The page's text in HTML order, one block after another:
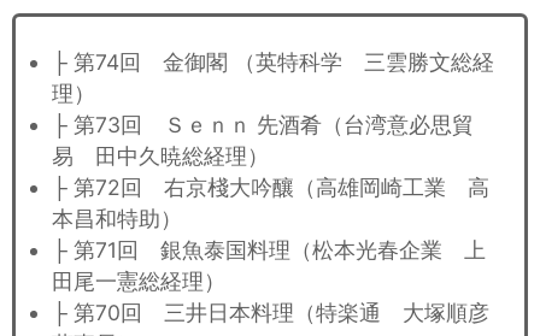
├ 第74回 金御閣 （英特科学 三雲勝文総経
理）
├ 第73回 Ｓｅｎｎ 先酒肴（台湾意必思貿
易 田中久暁総経理）
├ 第72回 右京棧大吟釀（高雄岡崎工業 高
本昌和特助）
├ 第71回 銀魚泰国料理（松本光春企業 上
田尾一憲総経理）
├ 第70回 三井日本料理（特楽通 大塚順彦